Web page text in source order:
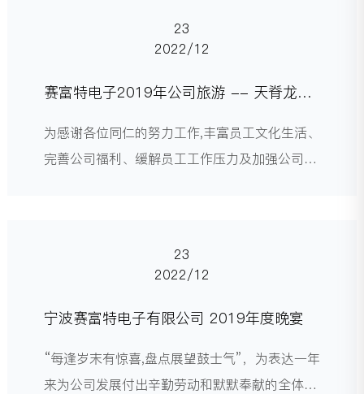
23
2022/12
赛富特电子2019年公司旅游 -- 天脊龙
为感谢各位同仁的努力工作,丰富员工文化生活、
完善公司福利、缓解员工工作压力及加强公司团
23
2022/12
宁波赛富特电子有限公司 2019年度晚宴
“每逢岁末有惊喜,盘点展望鼓士气”，为表达一年
来为公司发展付出辛勤劳动和默默奉献的全体人